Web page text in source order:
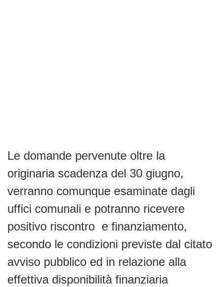
Le domande pervenute oltre la
originaria scadenza del 30 giugno,
verranno comunque esaminate dagli
uffici comunali e potranno ricevere
positivo riscontro e finanziamento,
secondo le condizioni previste dal citato
avviso pubblico ed in relazione alla
effettiva disponibilità finanziaria